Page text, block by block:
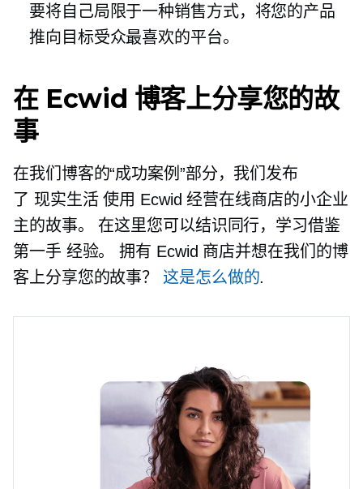
要将自己局限于一种销售方式，将您的产品
推向目标受众最喜欢的平台。
在 Ecwid 博客上分享您的故
事
在我们博客的“成功案例”部分，我们发布
了 现实生活使用 Ecwid 经营在线商店的小企业
主的故事。 在这里您可以结识同行，学习借鉴
第一手 经验。 拥有 Ecwid 商店并想在我们的博
客上分享您的故事？ 这是怎么做的.